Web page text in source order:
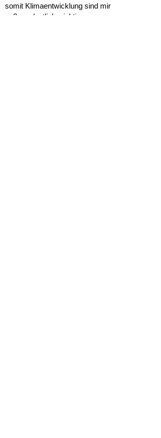
somit Klimaentwicklung sind mir
außerordentlich wichtig.